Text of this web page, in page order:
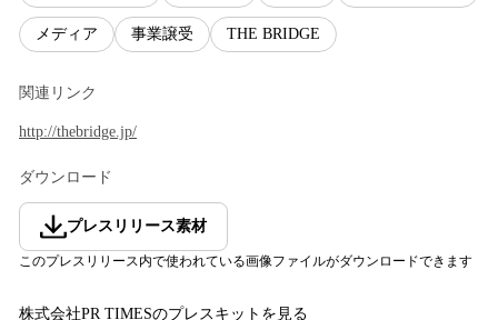
メディア 事業譲受 THE BRIDGE
関連リンク
http://thebridge.jp/
ダウンロード
プレスリリース素材
このプレスリリース内で使われている画像ファイルがダウンロードできます
株式会社PR TIMESのプレスキットを見る